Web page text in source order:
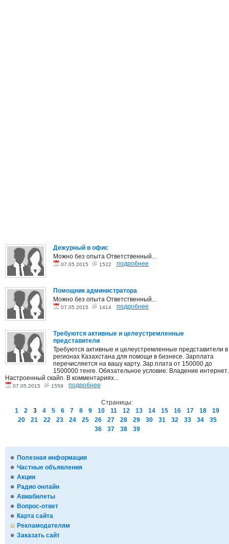
Полезная информация
Частные объявления
Акции
Радио онлайн
Авиабилеты
Вопрос-ответ
Карта сайта
Рекламодателям
Заказать сайт
Дежурный в офис
Можно без опыта Ответственный...
07.05.2015 1522 подробнее
Помощник администратора
Можно без опыта Ответственный...
07.05.2015 1414 подробнее
Требуются активные и целеустремленные
представители
Требуются активные и целеустремленные представители в
регионах Казахстана для помощи в бизнесе. Зарплата
перечисляется на вашу карту. Зар.плата от 150000 до
1500000 тенге. Обязательное условие: Владение интернет.
Настроенный скайп. В комментариях...
07.05.2015 1559 подробнее
Страницы:
1
2 3 4 5 6 7 8 9 10 11 12 13 14 15 16 17 18
19
20
21 22 23 24 25 26 27 28 29 30 31 32 33 34
35
36
37 38 39